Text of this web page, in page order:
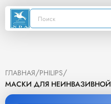
ГЛАВНАЯ/PHILIPS/
МАСКИ ДЛЯ